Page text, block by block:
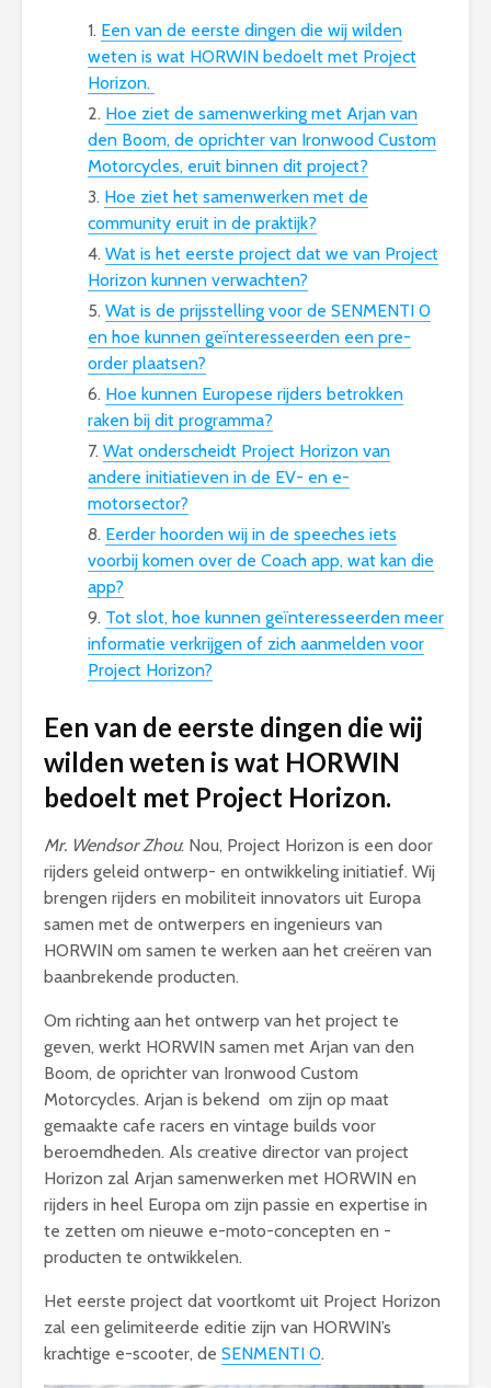
Een van de eerste dingen die wij wilden
weten is wat HORWIN bedoelt met Project
Horizon.
Hoe ziet de samenwerking met Arjan van
den Boom, de oprichter van Ironwood Custom
Motorcycles, eruit binnen dit project?
Hoe ziet het samenwerken met de
community eruit in de praktijk?
Wat is het eerste project dat we van Project
Horizon kunnen verwachten?
Wat is de prijsstelling voor de SENMENTI 0
en hoe kunnen geïnteresseerden een pre-
order plaatsen?
Hoe kunnen Europese rijders betrokken
raken bij dit programma?
Wat onderscheidt Project Horizon van
andere initiatieven in de EV- en e-
motorsector?
Eerder hoorden wij in de speeches iets
voorbij komen over de Coach app, wat kan die
app?
Tot slot, hoe kunnen geïnteresseerden meer
informatie verkrijgen of zich aanmelden voor
Project Horizon?
Een van de eerste dingen die wij
wilden weten is wat HORWIN
bedoelt met Project Horizon.
Mr. Wendsor Zhou: Nou, Project Horizon is een door
rijders geleid ontwerp- en ontwikkeling initiatief. Wij
brengen rijders en mobiliteit innovators uit Europa
samen met de ontwerpers en ingenieurs van
HORWIN om samen te werken aan het creëren van
baanbrekende producten.
Om richting aan het ontwerp van het project te
geven, werkt HORWIN samen met Arjan van den
Boom, de oprichter van Ironwood Custom
Motorcycles. Arjan is bekend om zijn op maat
gemaakte cafe racers en vintage builds voor
beroemdheden. Als creative director van project
Horizon zal Arjan samenwerken met HORWIN en
rijders in heel Europa om zijn passie en expertise in
te zetten om nieuwe e-moto-concepten en -
producten te ontwikkelen.
Het eerste project dat voortkomt uit Project Horizon
zal een gelimiteerde editie zijn van HORWIN’s
krachtige e-scooter, de SENMENTI 0.